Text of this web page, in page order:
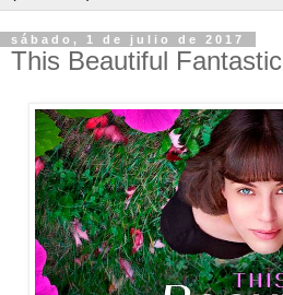
sábado, 1 de julio de 2017
This Beautiful Fantastic